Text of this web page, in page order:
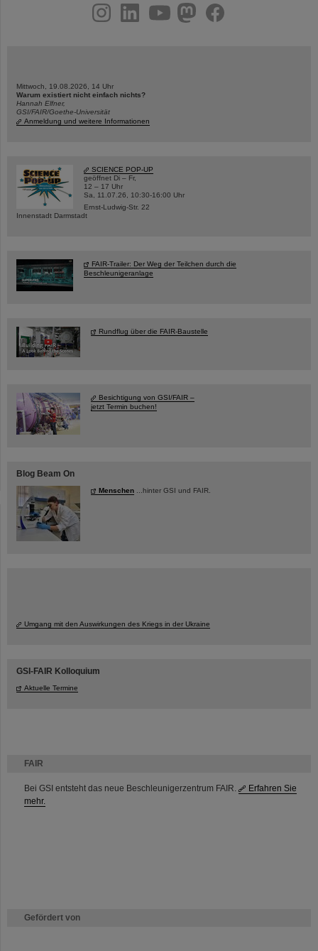
FAIR
Bei GSI entsteht das neue Beschleunigerzentrum FAIR.
Erfahren Sie
mehr.
Gefördert von
youtubehelmholtz.socialfacebook
Mittwoch, 19.08.2026, 14 Uhr
Warum existiert nicht einfach nichts?
Hannah Elfner,
GSI/FAIR/Goethe-Universität
Anmeldung und weitere Informationen
SCIENCE POP-UP
geöffnet Di – Fr,
12 – 17 Uhr
Sa, 11.07.26, 10:30-16:00 Uhr
Ernst-Ludwig-Str. 22
Innenstadt Darmstadt
FAIR-Trailer: Der Weg der Teilchen durch die
Beschleunigeranlage
Rundflug über die FAIR-Baustelle
Besichtigung von GSI/FAIR –
jetzt Termin buchen!
Blog Beam On
Menschen ...hinter GSI und FAIR.
Umgang mit den Auswirkungen des Kriegs in der Ukraine
GSI-FAIR Kolloquium
Aktuelle Termine